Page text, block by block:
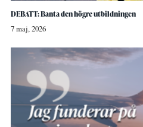
DEBATT: Banta den högre utbildningen
7 maj, 2026